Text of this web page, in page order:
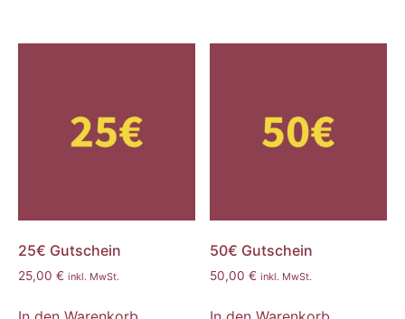
25€ Gutschein
25,00 € inkl. MwSt.
50€ Gutschein
50,00€ inkl. MwSt.